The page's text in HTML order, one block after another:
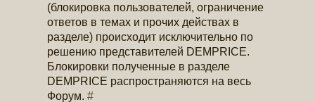
(блокировка пользователей, ограничение
ответов в темах и прочих действах в
разделе) происходит исключительно по
решению представителей DEMPRICE.
Блокировки полученные в разделе
DEMPRICE распространяются на весь
Форум.#